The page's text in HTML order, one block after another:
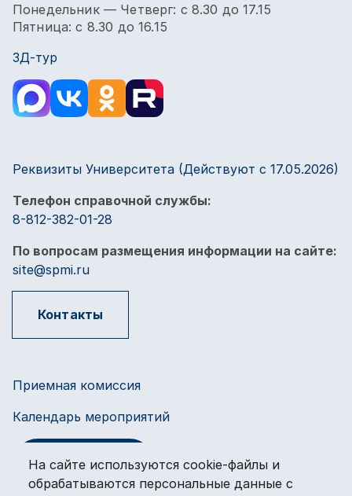
Понедельник — Четверг: с 8.30 до 17.15
Пятница: с 8.30 до 16.15
3Д-тур
Реквизиты Университета (Действуют с 17.05.2026)
Телефон справочной службы:
8-812-382-01-28
По вопросам размещения информации на сайте:
site@spmi.ru
Контакты
Приемная комиссия
Календарь мероприятий
Оплата услуг
На сайте используются cookie-файлы и
обрабатываются персональные данные с